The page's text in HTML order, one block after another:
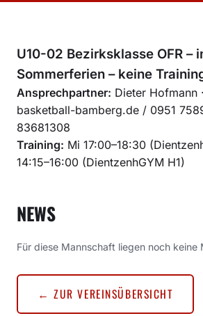
U10-02 Bezirksklasse OFR –
Sommerferien – keine
Ansprechpartner: Dieter Hofmann
basketball-bamberg.de / 0951
83681308
Training: Mi 17:00–18:30
14:15–16:00 (DientzenhGYM H1)
NEWS
Für diese Mannschaft liegen noch keine
← ZUR VEREINSÜBERSICHT